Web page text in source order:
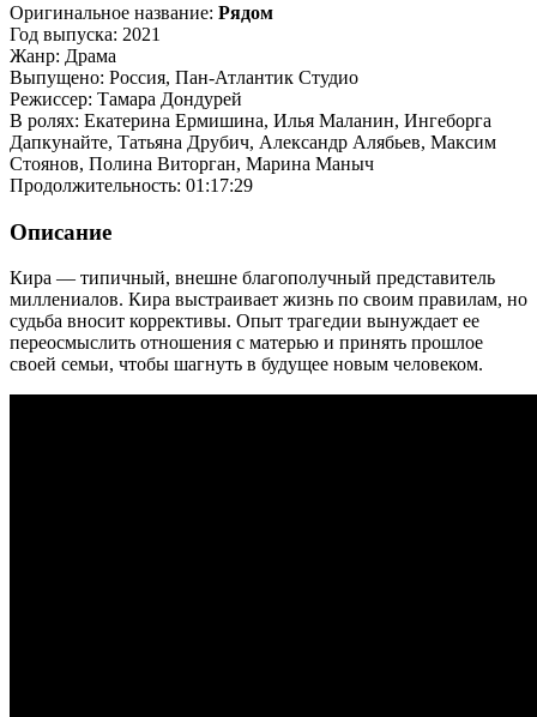
Оригинальное название: Рядом
Год выпуска: 2021
Жанр: Драма
Выпущено: Россия, Пан-Атлантик Студио
Режиссер: Тамара Дондурей
В ролях: Екатерина Ермишина, Илья Маланин, Ингеборга
Дапкунайте, Татьяна Друбич, Александр Алябьев, Максим
Стоянов, Полина Виторган, Марина Маныч
Продолжительность: 01:17:29
Описание
Кира — типичный, внешне благополучный представитель
миллениалов. Кира выстраивает жизнь по своим правилам, но
судьба вносит коррективы. Опыт трагедии вынуждает ее
переосмыслить отношения с матерью и принять прошлое
своей семьи, чтобы шагнуть в будущее новым человеком.